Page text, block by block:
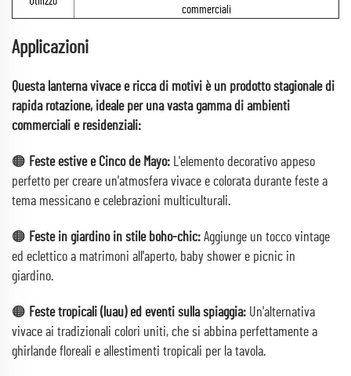
commerciali
Applicazioni
Questa lanterna vivace e ricca di motivi è un prodotto stagionale di
rapida rotazione, ideale per una vasta gamma di ambienti
commerciali e residenziali:
🟠 Feste estive e Cinco de Mayo: L'elemento decorativo appeso
perfetto per creare un'atmosfera vivace e colorata durante feste a
tema messicano e celebrazioni multiculturali.
🟠 Feste in giardino in stile boho-chic: Aggiunge un tocco vintage
ed eclettico a matrimoni all'aperto, baby shower e picnic in
giardino.
🟠 Feste tropicali (luau) ed eventi sulla spiaggia: Un'alternativa
vivace ai tradizionali colori uniti, che si abbina perfettamente a
ghirlande floreali e allestimenti tropicali per la tavola.